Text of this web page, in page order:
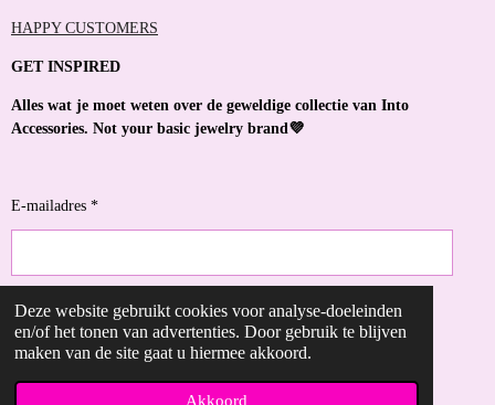
Deze website gebruikt cookies voor analyse-doeleinden
en/of het tonen van advertenties. Door gebruik te blijven
maken van de site gaat u hiermee akkoord.
Akkoord
HAPPY CUSTOMERS
GET INSPIRED
Alles wat je moet weten over de geweldige collectie van Into
Accessories. Not your basic jewelry brand💜
E-mailadres *
VERZENDEN